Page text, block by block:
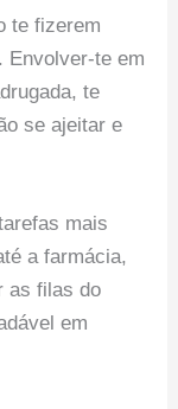
te fizerem
Envolver-te em
te
se ajeitar e
mais
a farmácia,
as filas do
em